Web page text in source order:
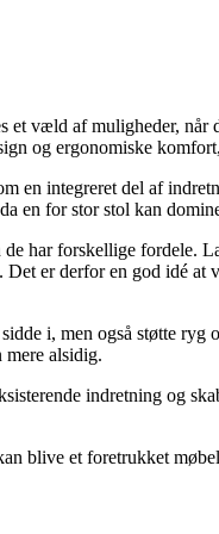
væld af muligheder,
og ergonomiske
en integreret del af
en for stor stol kan
har forskellige fordele.
er derfor en god idé at
i, men også støtte
alsidig.
indretning og
blive et foretrukket